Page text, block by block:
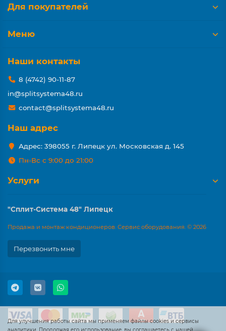
Для улучшения работы сайта мы применяем файлы cookies и сервисы
Для покупателей
Меню
Наши контакты
8 (4742) 90-11-87
in@splitsystema48.ru
contact@splitsystema48.ru
Наш адрес
Адрес: 398055 г. Липецк ул. Московская д. 145
Пн-Вс с 9:00 до 21:00
Услуги
"Сплит-Система 48" Липецк
Продажа и монтаж кондиционеров. Сервис оборудования. © 2026
Перезвонить мне